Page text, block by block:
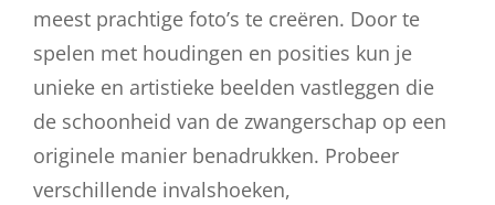
meest prachtige foto’s te creëren. Door te
spelen met houdingen en posities kun je
unieke en artistieke beelden vastleggen die
de schoonheid van de zwangerschap op een
originele manier benadrukken. Probeer
verschillende invalshoeken,